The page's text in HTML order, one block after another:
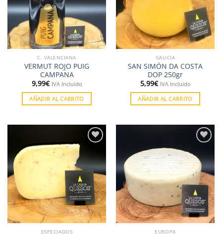
C. VALENCIANA
VERMUT ROJO PUIG
CAMPANA
9,99€ IVA Incluido
AÑADIR AL CARRITO
GALICIA
SAN SIMÓN DA COSTA
DOP 250gr
5,99€ IVA Incluido
AÑADIR AL CARRITO
lista de
deseos
ESPECIADOS
a la
lista de
deseos
EUROPA